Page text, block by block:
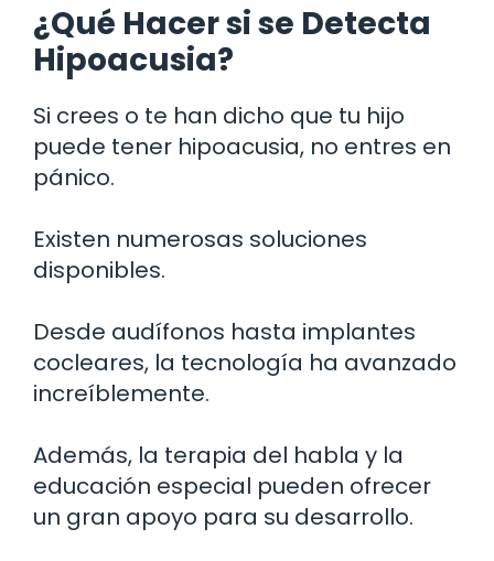
¿Qué Hacer si se Detecta
Hipoacusia?
Si crees o te han dicho que tu hijo
puede tener hipoacusia, no entres en
pánico.
Existen numerosas soluciones
disponibles.
Desde audífonos hasta implantes
cocleares, la tecnología ha avanzado
increíblemente.
Además, la terapia del habla y la
educación especial pueden ofrecer
un gran apoyo para su desarrollo.